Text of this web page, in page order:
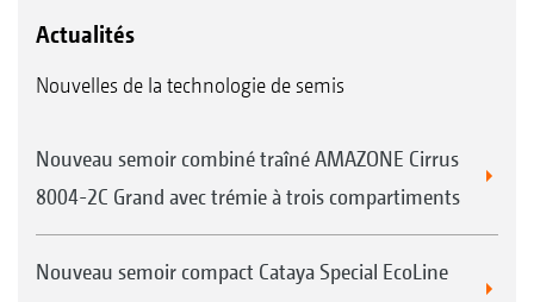
Actualités
Nouvelles de la technologie de semis
Nouveau semoir combiné traîné AMAZONE Cirrus
8004-2C Grand avec trémie à trois compartiments
Nouveau semoir compact Cataya Special EcoLine